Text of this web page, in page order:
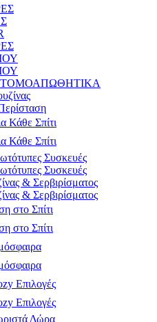
Κάθε Σπίτι
Κάθε Σπίτι
Συσκευές
Συσκευές
& Σερβιρίσματος
& Σερβιρίσματος
στο Σπίτι
στο Σπίτι
Επιλογές
Επιλογές
Δώρα